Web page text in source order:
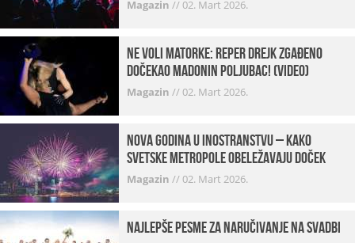
Magazin //02. Mart 2026.
Ne voli matorke: Reper Drejk zgađeno
dočekao Madonin poljubac! (VIDEO)
Magazin //02. Mart 2026.
Nova godina u inostranstvu – kako
svetske metropole obeležavaju doček
Magazin //02. Mart 2026.
Najlepše pesme za naručivanje na svadbi